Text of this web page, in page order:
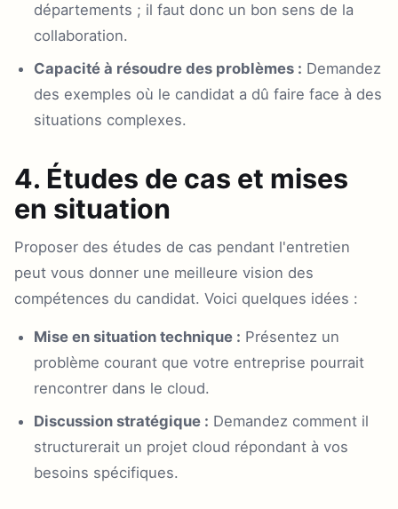
départements ; il faut donc un bon sens de la
collaboration.
Capacité à résoudre des problèmes : Demandez
des exemples où le candidat a dû faire face à des
situations complexes.
4. Études de cas et mises
en situation
Proposer des études de cas pendant l'entretien
peut vous donner une meilleure vision des
compétences du candidat. Voici quelques idées :
Mise en situation technique : Présentez un
problème courant que votre entreprise pourrait
rencontrer dans le cloud.
Discussion stratégique : Demandez comment il
structurerait un projet cloud répondant à vos
besoins spécifiques.